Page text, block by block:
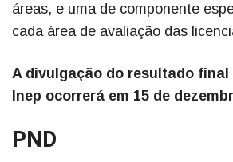
áreas, e uma de componente
cada área de avaliação das
A divulgação do resultado final
Inep ocorrerá em 15 de
PND